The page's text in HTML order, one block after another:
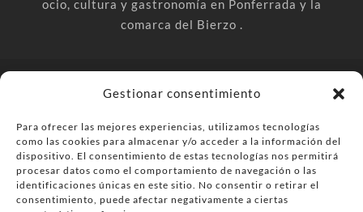
Gestionar consentimiento
Para ofrecer las mejores experiencias, utilizamos tecnologías
como las cookies para almacenar y/o acceder a la información del
dispositivo. El consentimiento de estas tecnologías nos permitirá
procesar datos como el comportamiento de navegación o las
identificaciones únicas en este sitio. No consentir o retirar el
consentimiento, puede afectar negativamente a ciertas
ocio, cultura y gastronomía en Ponferrada y la
comarca del Bierzo .
Anúnciate
Más información sobre las cookies
Envía tu negocio
Contacta Política de privacidad